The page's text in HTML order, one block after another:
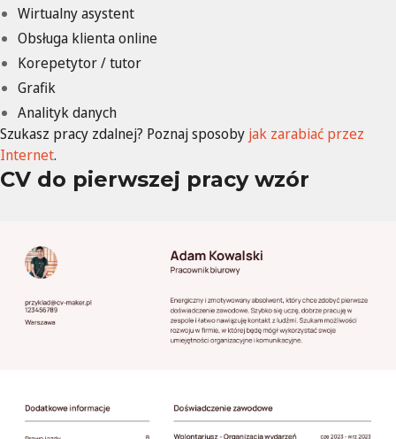
Wirtualny asystent
Obsługa klienta online
Korepetytor / tutor
Grafik
Analityk danych
Szukasz pracy zdalnej? Poznaj sposoby jak zarabiać przez
Internet.
CV do pierwszej pracy wzór